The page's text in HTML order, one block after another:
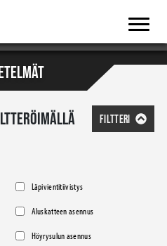
FILTTERI
Läpivientitiivistys
Aluskatteen asennus
Höyrysulun asennus